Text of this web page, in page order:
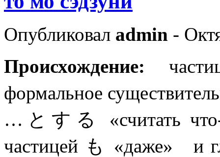
Опубликовал admin -
Происхождение:
формальное
…とする «считать
частицей も «даже»
и